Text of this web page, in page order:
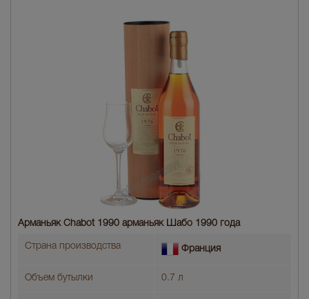
Арманьяк Chabot 1990 арманьяк Шабо 1990 года
Страна производства Франция
Объем бутылки 0.7 л